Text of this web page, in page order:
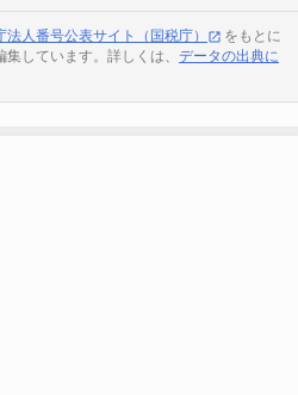
法人番号公表サイト（国税庁）
をもとに
しています。詳しくは、 データの出典に